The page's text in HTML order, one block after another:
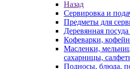
Назад
Сервировка и
Предметы для
Деревянная
Кофеварки,
Масленки,
сахарницы,
Подносы, блюда,